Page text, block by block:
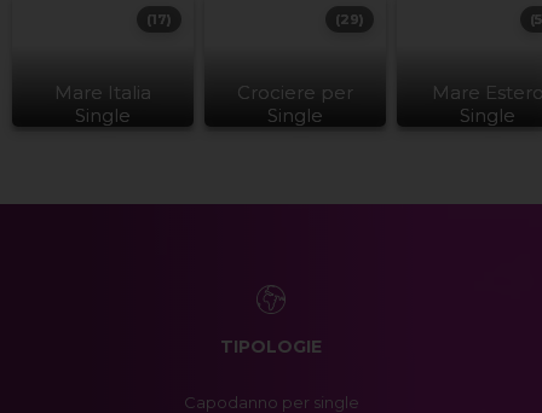
Mare Italia
Single
(17)
Crociere per
Single
(29)
Mare
Single
TIPOLOGIE
Capodanno per single